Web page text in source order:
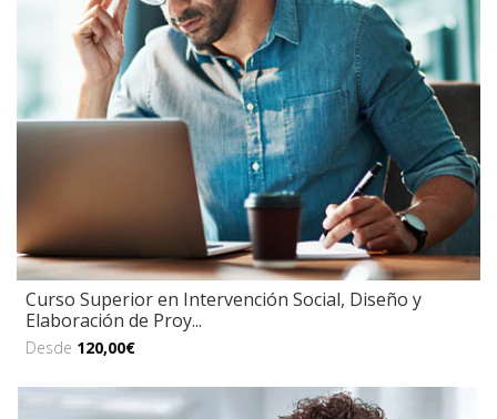
Curso Superior en Intervención Social, Diseño y
Elaboración de Proy...
Desde 120,00€